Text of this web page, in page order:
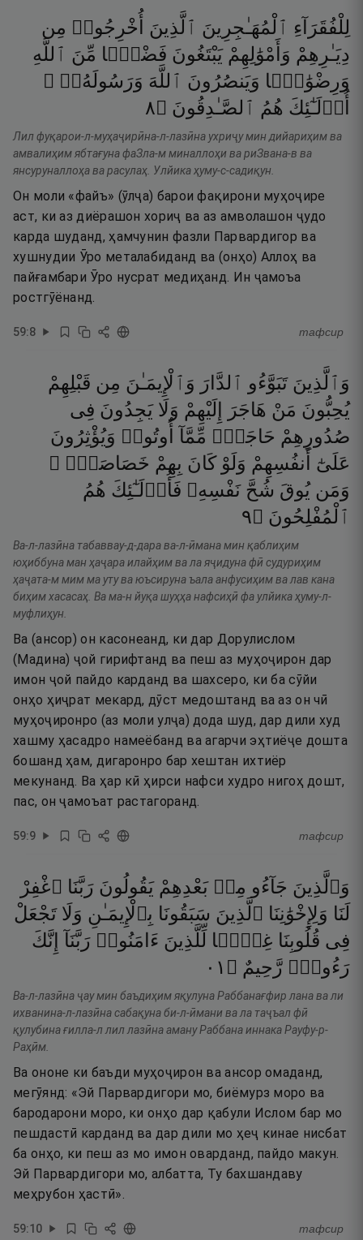
لِلْفُقَرَآءِ ٱلْمُهَـٰجِرِينَ ٱلَّذِينَ أُخْرِجُوا۟ مِن
دِيَـٰرِهِمْ وَأَمْوَٰلِهِمْ يَبْتَغُونَ فَضْلًۭا مِّنَ ٱللَّهِ
وَرِضْوَٰنًۭا وَيَنصُرُونَ ٱللَّهَ وَرَسُولَهُۥٓ ۚ
أُو۟لَـٰٓئِكَ هُمُ ٱلصَّـٰدِقُونَ ۝٨
Лил фуқарои-л-муҳаҷирӣна-л-лазӣна ухриҷу мин дийариҳим ва
амвалиҳим ябтағуна фаЗла-м миналлоҳи ва риЗвана-в ва
янсуруналлоҳа ва расулаҳ. Улйика ҳуму-с-садиқун.
Он моли «файъ» (ӯлҷа) барои фақирони муҳоҷире
аст, ки аз диёрашон хориҷ ва аз амволашон ҷудо
карда шуданд, ҳамчунин фазли Парвардигор ва
хушнудии Ӯро металабиданд ва (онҳо) Аллоҳ ва
пайғамбари Ӯро нусрат медиҳанд. Ин ҷамоъа
ростгӯёнанд.
59:8 тафсир
وَٱلَّذِينَ تَبَوَّءُو ٱلدَّارَ وَٱلْإِيمَـٰنَ مِن قَبْلِهِمْ
يُحِبُّونَ مَنْ هَاجَرَ إِلَيْهِمْ وَلَا يَجِدُونَ فِى
صُدُورِهِمْ حَاجَةًۭ مِّمَّآ أُوتُوا۟ وَيُؤْثِرُونَ
عَلَىٰٓ
أَنفُسِهِمْ وَلَوْ كَانَ بِهِمْ خَصَاصَةٌۭ ۚ
وَمَن يُوقَ شُحَّ نَفْسِهِۦ فَأُو۟لَـٰٓئِكَ هُمُ
ٱلْمُفْلِحُونَ ۝٩
Ва-л-лазӣна табаввау-д-дара ва-л-ӣмана мин қаблиҳим
юҳиббуна ман ҳаҷара илайҳим ва ла яҷидуна фӣ судуриҳим
ҳаҷата-м мим ма уту ва юъсируна ъала анфусиҳим ва лав кана
биҳим хасасаҳ. Ва ма-н йуқа шуҳҳа нафсиҳӣ фа улйика ҳуму-л-
муфлиҳун.
Ва (ансор) он касонеанд, ки дар Дорулислом
(Мадина) ҷой гирифтанд ва пеш аз муҳоҷирон дар
имон ҷой пайдо карданд ва шахсеро, ки ба сӯйи
онҳо ҳиҷрат мекард, дӯст медоштанд ва аз он чӣ
муҳоҷиронро (аз моли улҷа) дода шуд, дар дили худ
хашму ҳасадро намеёбанд ва агарчи эҳтиёҷе дошта
бошанд ҳам, дигаронро бар хештан ихтиёр
мекунанд. Ва ҳар кӣ ҳирси нафси худро нигоҳ дошт,
пас, он ҷамоъат растагоранд.
59:9 тафсир
وَٱلَّذِينَ جَآءُو مِنۢ بَعْدِهِمْ يَقُولُونَ رَبَّنَا ٱغْفِرْ
لَنَا وَلِإِخْوَٰنِنَا ٱلَّذِينَ سَبَقُونَا بِٱلْإِيمَـٰنِ وَلَا تَجْعَلْ
فِى قُلُوبِنَا غِلًّۭا لِّلَّذِينَ ءَامَنُوا۟ رَبَّنَآ إِنَّكَ
رَءُوفٌۭ رَّحِيمٌ ۝ ١٠
Ва-л-лазӣна ҷау мин баъдиҳим яқулуна Раббанағфир лана ва ли
ихванина-л-лазӣна сабақуна би-л-ӣмани ва ла таҷъал фӣ
қулубина ғилла-л лил лазӣна аману Раббана иннака Рауфу-р-
Раҳӣм.
Ва ононе ки баъди муҳоҷирон ва ансор омаданд,
мегӯянд: «Эй Парвардигори мо, биёмурз моро ва
бародарони моро, ки онҳо дар қабули Ислом бар мо
пешдастӣ карданд ва дар дили мо ҳеҷ кинае нисбат
ба онҳо, ки пеш аз мо имон оварданд, пайдо макун.
Эй Парвардигори мо, албатта, Ту бахшандаву
меҳрубон ҳастӣ».
59:10 тафсир